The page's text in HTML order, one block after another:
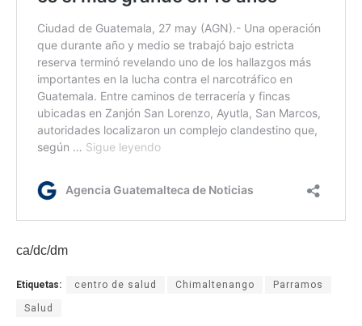
ca/dc/dm
Etiquetas: centro de salud Chimaltenango Parramos
Salud